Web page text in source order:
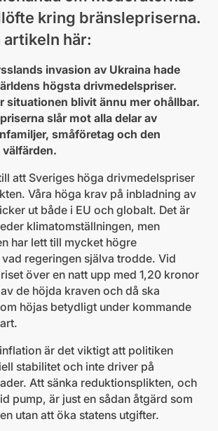
kring bränslepriserna.
artikeln här:
invasion av Ukraina hade
högsta drivmedelspriser.
situationen blivit ännu mer ohållbar.
slår mot alla delar av
småföretag och den
att Sveriges höga drivmedelspriser
Våra höga krav på inbladning av
ut både i EU och globalt. Det är
klimatomställningen, men
har lett till mycket högre
regeringen själva trodde. Vid
över en natt upp med 1,20 kronor
de höjda kraven och då ska
höjas betydligt under kommande
är det viktigt att politiken
stabilitet och inte driver på
Att sänka reduktionsplikten, och
pump, är just en sådan åtgärd som
utan att öka statens utgifter.